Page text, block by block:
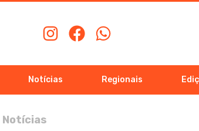
Notícias Regionais